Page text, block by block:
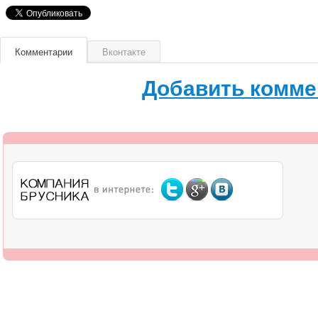
Комментарии Вконтакте
Добавить